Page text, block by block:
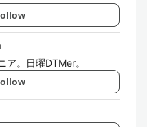
ア。日曜DTMer。